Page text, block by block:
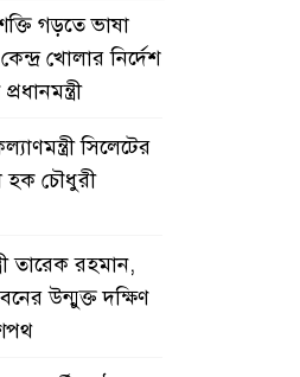
হবে বলে মনে হচ্ছে না, মালয়েশিয়ায়
ইউনূসকে লাল গালিচা সংবর্ধনা
গড়তে ভাষা
খোলার নির্দেশ
সিলেটের
চৌধুরী
তারেক রহমান,
উন্মুক্ত দক্ষিণ